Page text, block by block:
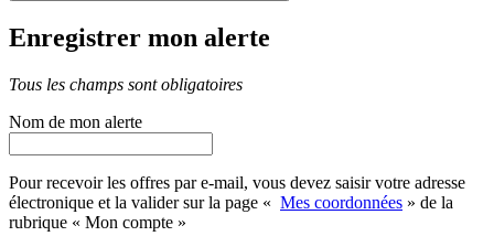
Enregistrer mon alerte
Tous les champs sont obligatoires
Nom de mon alerte
Pour recevoir les offres par e-mail, vous devez saisir votre adresse
électronique et la valider sur la page « Mes coordonnées » de la
rubrique « Mon compte »